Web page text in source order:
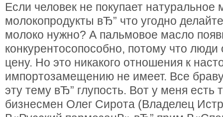
Если человек не покупает натуральное
молокопродукты вЂ” что угодно
молоко нужно? А пальмовое масло
конкурентосопособно, потому что
цену. Но это никакого отношения к
импортозамещению не имеет. Все
эту тему вЂ” глупость. Вот у меня есть
бизнесмен Олег Сирота (Владелец